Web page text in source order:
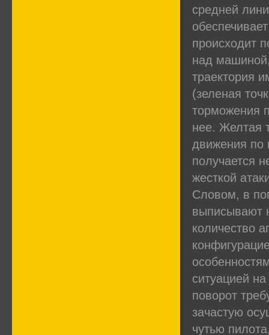
средней
происходит
над
траектория
(зеленая
торможения
нее. Желтая
движения по
получается
жесткой
Словом, в
выписывают
количество
ситуацией
поворот
зачастую
чутью